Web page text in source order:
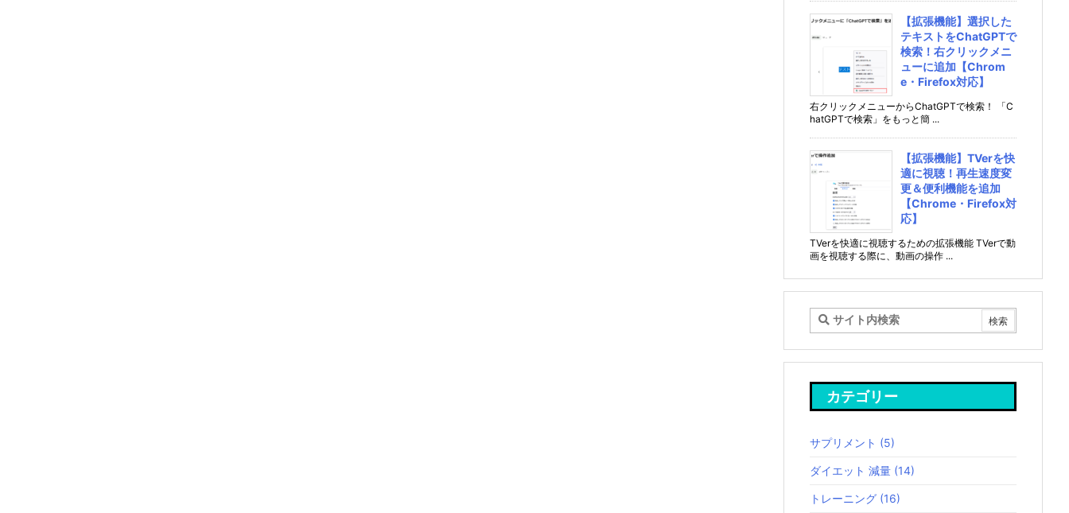
【拡張機能】選択した
テキストをChatGPTで
検索！右クリックメニ
ューに追加【Chrom
e・Firefox対応】
右クリックメニューからChatGPTで検索！ 「C
hatGPTで検索」をもっと簡 ...
【拡張機能】TVerを快
適に視聴！再生速度変
更＆便利機能を追加
【Chrome・Firefox対
応】
TVerを快適に視聴するための拡張機能 TVerで動
画を視聴する際に、動画の操作 ...
カテゴリー
サプリメント (5)
ダイエット 減量 (14)
トレーニング (16)